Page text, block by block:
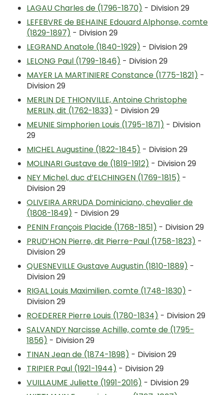
LAGAU Charles de (1796-1870) - Division 29
LEFEBVRE de BEHAINE Edouard Alphonse, comte
(1829-1897) - Division 29
LEGRAND Anatole (1840-1929) - Division 29
LELONG Paul (1799-1846) - Division 29
MAYER LA MARTINIERE Constance (1775-1821) -
Division 29
MERLIN DE THIONVILLE, Antoine Christophe
MERLIN, dit (1762-1833) - Division 29
MEUNIE Simphorien Louis (1795-1871) - Division
29
MICHEL Augustine (1822-1845) - Division 29
MOLINARI Gustave de (1819-1912) - Division 29
NEY Michel, duc d’ELCHINGEN (1769-1815) -
Division 29
OLIVEIRA ARRUDA Dominiciano, chevalier de
(1808-1849) - Division 29
PENIN François Placide (1768-1851) - Division 29
PRUD’HON Pierre, dit Pierre-Paul (1758-1823) -
Division 29
QUESNEVILLE Gustave Augustin (1810-1889) -
Division 29
RIGAL Louis Maximilien, comte (1748-1830) -
Division 29
ROEDERER Pierre Louis (1780-1834) - Division 29
SALVANDY Narcisse Achille, comte de (1795-
1856) - Division 29
TINAN Jean de (1874-1898) - Division 29
TRIPIER Paul (1921-1944) - Division 29
VUILLAUME Juliette (1991-2016) - Division 29